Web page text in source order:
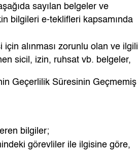
sayılan belgeler ve
bilgileri e-teklifleri kapsamında
alınması zorunlu olan ve ilgili
sicil, izin, ruhsat vb. belgeler,
Geçerlilik Süresinin Geçmemiş
bilgiler;
görevliler ile ilgisine göre,